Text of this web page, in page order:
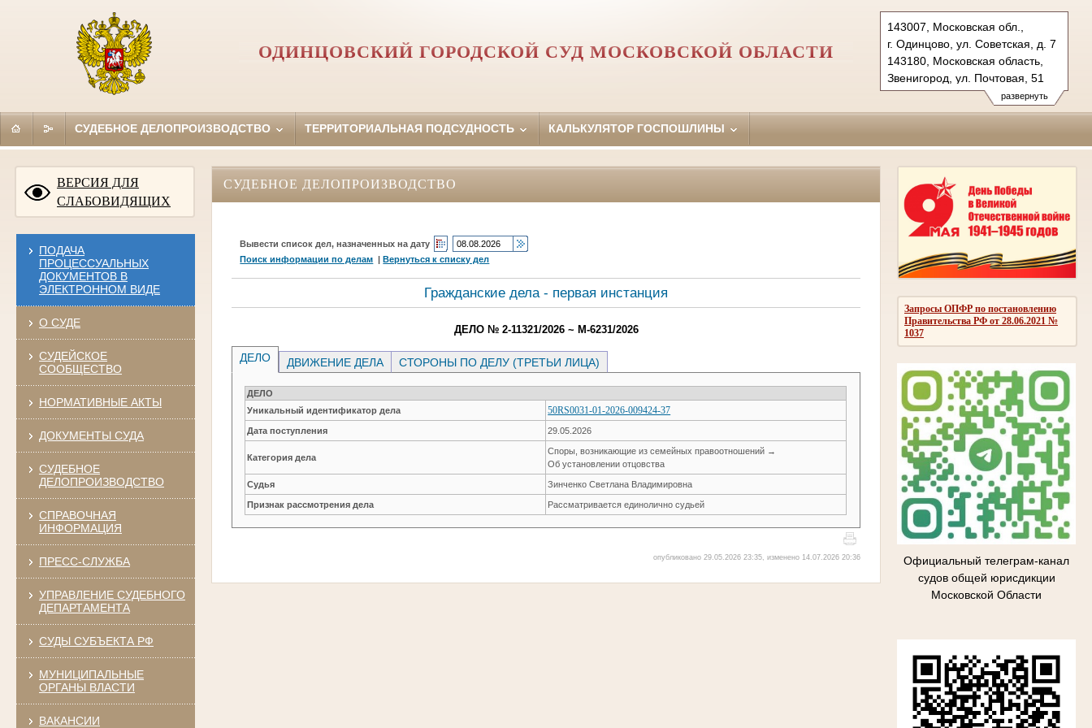
развернуть
143007, Московская обл.,
г. Одинцово, ул. Советская, д. 7
143180, Московская область,
Звенигород, ул. Почтовая, 51
Тел.: (495)590-74-76 (гр.)
593-56-20 (уг.)
697 13 27 (кас канц.)
показать на карте
ОДИНЦОВСКИЙ ГОРОДСКОЙ СУД МОСКОВСКОЙ ОБЛАСТИ
СУДЕБНОЕ ДЕЛОПРОИЗВОДСТВО ТЕРРИТОРИАЛЬНАЯ ПОДСУДНОСТЬ КАЛЬКУЛЯТОР ГОСПОШЛИНЫ
ВЕРСИЯ ДЛЯ
СЛАБОВИДЯЩИХ
ПОДАЧА
ПРОЦЕССУАЛЬНЫХ
ДОКУМЕНТОВ В
ЭЛЕКТРОННОМ ВИДЕ
О СУДЕ
СУДЕЙСКОЕ
СООБЩЕСТВО
НОРМАТИВНЫЕ АКТЫ
ДОКУМЕНТЫ СУДА
СУДЕБНОЕ
ДЕЛОПРОИЗВОДСТВО
СПРАВОЧНАЯ
ИНФОРМАЦИЯ
ПРЕСС-СЛУЖБА
УПРАВЛЕНИЕ СУДЕБНОГО
ДЕПАРТАМЕНТА
СУДЫ СУБЪЕКТА РФ
МУНИЦИПАЛЬНЫЕ
ОРГАНЫ ВЛАСТИ
ВАКАНСИИ
Запросы ОПФР по постановлению
Правительства РФ от 28.06.2021 №
1037
Официальный телеграм-канал
судов общей юрисдикции
Московской Области
СУДЕБНОЕ ДЕЛОПРОИЗВОДСТВО
Вывести список дел, назначенных на дату
Поиск информации по делам |Вернуться к списку дел
Гражданские дела - первая инстанция
ДЕЛО № 2-11321/2026 ~ М-6231/2026
ДЕЛО ДВИЖЕНИЕ ДЕЛА СТОРОНЫ ПО ДЕЛУ (ТРЕТЬИ ЛИЦА)
ДЕЛО
Уникальный идентификатор дела
50RS0031-01-2026-009424-37
Дата поступления 29.05.2026
Категория дела
Споры, возникающие из семейных правоотношений →
Об установлении отцовства
Судья Зинченко Светлана Владимировна
Признак рассмотрения дела Рассматривается единолично судьей
опубликовано 29.05.2026 23:35, изменено 14.07.2026 20:36